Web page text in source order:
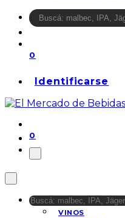
0
Identificarse
0
VINOS